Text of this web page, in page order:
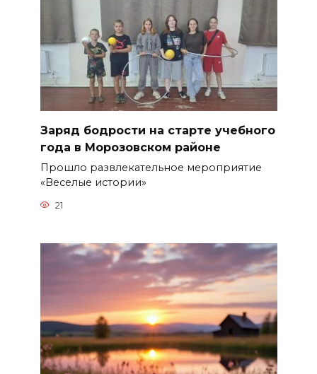
Заряд бодрости на старте учебного
года в Морозовском районе
Прошло развлекательное мероприятие
«Веселые истории»
21